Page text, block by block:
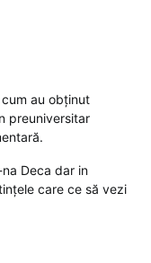
au obținut
preuniversitar
Deca dar in
care ce să vezi